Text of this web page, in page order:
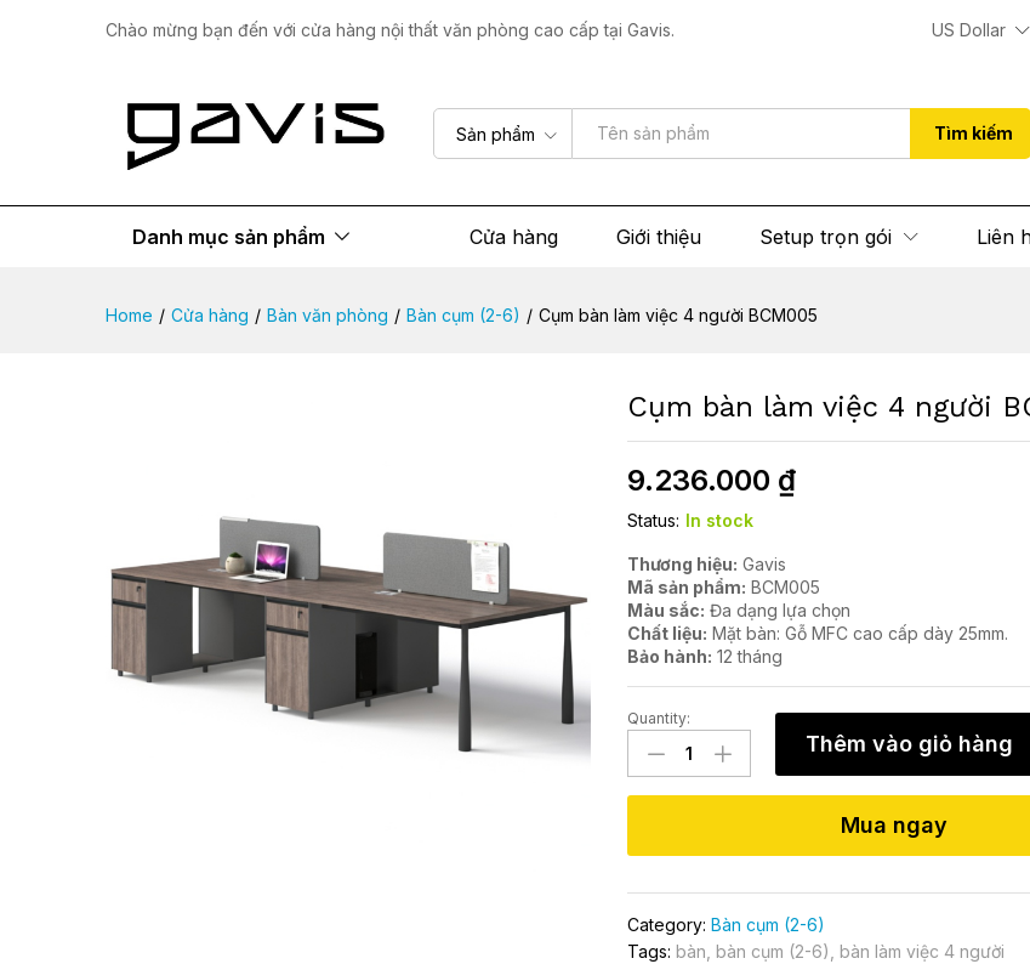
Chào mừng bạn đến với cửa hàng nội thất văn phòng cao cấp tại Gavis. US Dollar
Sản phẩm Tìm kiếm
Danh mục sản phẩm Cửa hàng Giới thiệu Setup trọn gói Liên
Home / Cửa hàng / Bàn văn phòng / Bàn cụm (2-6) / Cụm bàn làm việc 4 người BCM005
Cụm bàn làm việc 4 người
9.236.000 ₫
Status: In stock
Thương hiệu: Gavis
Mã sản phẩm: BCM005
Màu sắc: Đa dạng lựa chọn
Chất liệu: Mặt bàn: Gỗ MFC cao cấp dày 25mm.
Bảo hành: 12 tháng
Cụm
bàn
làm
việc
người
Quantity:
Thêm vào giỏ hàng
Mua ngay
Category:Bàn cụm (2-6)
Tags: bàn, bàn cụm (2-6), bàn làm việc 4 người
Mô tả sản phẩm Thông số Đánh giá (0)